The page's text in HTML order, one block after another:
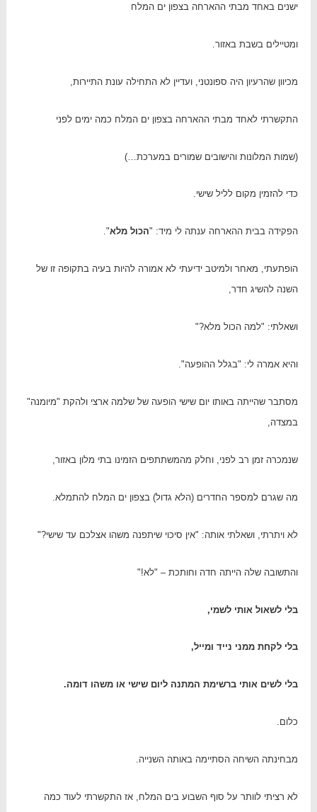
ישנים באחד מבתי ההארחה בצפון ים המלח
ומטיילים בשבת באזור.
מכיוון שהרעיון היה ספונטני, ועדיין לא התחילה עונת התיירות,
התקשרתי לאחד מבתי ההארחה בצפון ים המלח כמה ימים לפני
(שמות המלונות והישובים שמורים במערכת…)
כדי להזמין מקום לליל שישי.
הפקידה בבית ההארחה ענתה לי מיד: "הכול מלא".
הופתעתי, מאחר ולמיטב ידיעתי לא אמורה להיות בעיה בתקופה זו של
השנה להשיג חדר,
ושאלתי: "למה הכול מלא?"
והיא אמרה לי: "בגלל ההופעה".
מסתבר שהייתה באותו יום שישי הופעה של שלמה ארצי ולהקת "מיומנה"
במצדה,
שנמכרה זמן רב לפני, וחלק מהמשתתפים הזמינו בתי מלון באזור,
מה שגרם למספר החדרים (הלא גדול) בצפון ים המלח להתמלא.
לא ויתרתי, ושאלתי אותה: "אין סיכוי שיתפנה משהו אצלכם עד שישי?"
והתשובה שלה הייתה חדה וחותכת – "לא!"
בלי לשאול אותי לשמי,
בלי לקחת ממני נייד ומייל,
בלי לשים אותי ברשימת המתנה ליום שישי או משהו דומה.
כלום.
מבחינתה השיחה הסתיימה באותה השנייה.
לא רציתי לוותר על סוף השבוע בים המלח, אז התקשרתי לעוד כמה